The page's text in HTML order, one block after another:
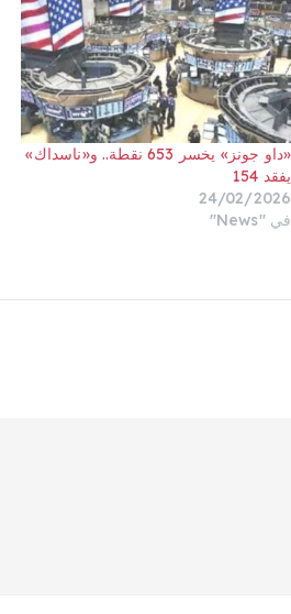
«داو جونز» يخسر 653 نقطة.. و«ناسداك»
يفقد 154
24/02/2026
في "News"